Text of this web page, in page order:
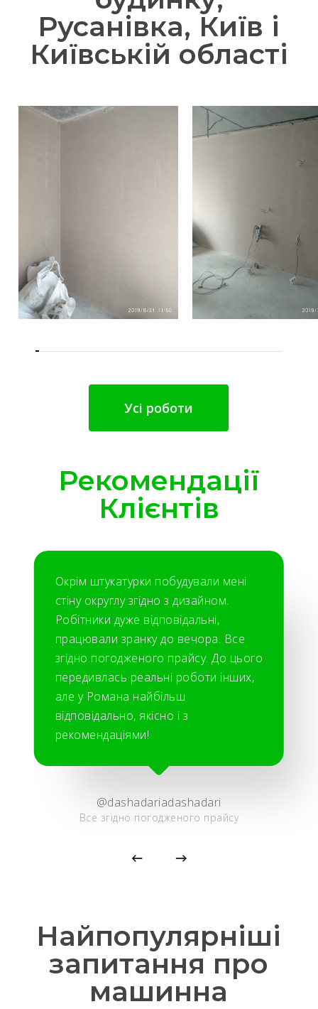
Русанівка, Київ і
Київській області
Усі роботи
Рекомендації
Клієнтів
Окрім штукатурки побудували мені
стіну округлу згідно з дизайном.
Робітники дуже відповідальні,
працювали зранку до вечора. Все
згідно погодженого прайсу. До цього
передивлась реальні роботи інших,
але у Романа найбільш
відповідально, якісно і з
рекомендаціями!
@dashadariadashadari
Все згідно погодженого прайсу
Найпопулярніші
запитання про
машинна